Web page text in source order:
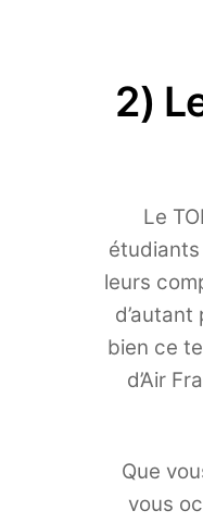
2)
Le
étudiants
leurs
bien ce
d’Air
Que
vous